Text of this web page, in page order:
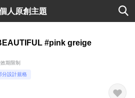
人原創主題
#pink greige
期限制
分設計規格